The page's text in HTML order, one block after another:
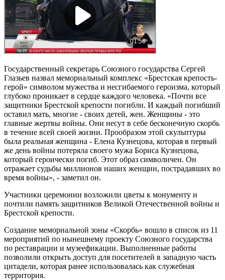
Государственный секретарь Союзного государства Сергей
Глазьев назвал мемориальный комплекс «Брестская крепость-
герой» символом мужества и несгибаемого героизма, который
глубоко проникает в сердце каждого человека. «Почти все
защитники Брестской крепости погибли. И каждый погибший
оставил мать, многие - своих детей, жен. Женщины - это
главные жертвы войны. Они несут в себе бесконечную скорбь
в течение всей своей жизни. Прообразом этой скульптуры
была реальная женщина - Елена Кузнецова, которая в первый
же день войны потеряла своего мужа Бориса Кузнецова,
который героически погиб. Этот образ символичен. Он
отражает судьбы миллионов наших женщин, пострадавших во
время войны», - заметил он.
Участники церемонии возложили цветы к монументу и
почтили память защитников Великой Отечественной войны и
Брестской крепости.
Создание мемориальной зоны «Скорбь» вошло в список из 11
мероприятий по нынешнему проекту Союзного государства
по реставрации и музеефикации. Выполненные работы
позволили открыть доступ для посетителей в западную часть
цитадели, которая ранее использовалась как служебная
территория.